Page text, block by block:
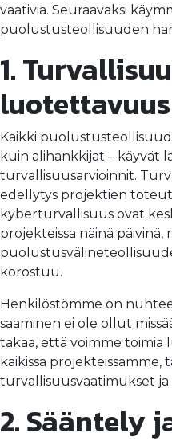
vaativia. Seuraavaksi
puolustusteollisuuden
1.
luotettavuus
Kaikki
kuin alihankkijat – käyvät
turvallisuusarvioinnit.
edellytys projektien
kyberturvallisuus ovat
projekteissa näinä päivinä,
korostuu.
Henkilöstömme on
saaminen ei ole ollut
takaa, että voimme toimia
kaikissa
turvallisuusvaatimukset ja
2. Sääntely